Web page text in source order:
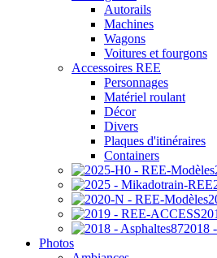
Autorails
Machines
Wagons
Voitures et fourgons
Accessoires REE
Personnages
Matériel roulant
Décor
Divers
Plaques d'itinéraires
Containers
2018
Photos